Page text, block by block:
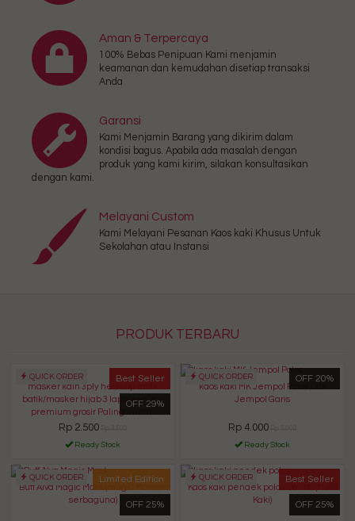
Aman & Terpercaya
100% Bebas Penipuan Kami menjamin
keamanan dan kemudahan disetiap transaksi
Anda
Garansi
Kami Menjamin Barang yang dikirim dalam
kondisi bagus. Apabila ada masalah dengan
produk yang kami kirim, silakan konsultasikan
dengan kami.
Melayani Custom
Kami Melayani Pesanan Kaos kaki Khusus Untuk
Sekolahan atau Instansi
PRODUK TERBARU
Best Seller
OFF 29%
QUICK ORDER
masker kain 3ply hedloop motif
batik/masker hijab 3 lapis kwalitas
premium grosir Paling murah
Rp 2.500
Ready Stock
OFF 20%
QUICK ORDER
kaos kaki MK Jempol Polos / Mk
Jempol Garis
Rp 4.000
Ready Stock
Limited Edition
OFF 25%
QUICK ORDER
Buff Alva Magic Mask (magic Masker
serbaguna)
Best Seller
OFF 25%
QUICK ORDER
Kaos kaki pendek polos wanita (Mata
Kaki)